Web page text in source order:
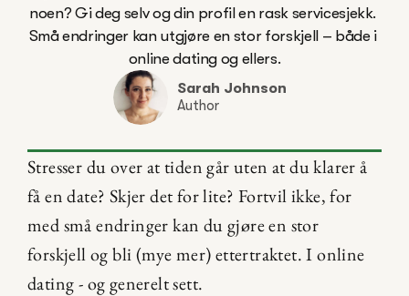
noen? Gi deg selv og din profil en rask servicesjekk.
Små endringer kan utgjøre en stor forskjell – både i
online dating og ellers.
Sarah Johnson
Author
Stresser du over at tiden går uten at du klarer å
få en date? Skjer det for lite? Fortvil ikke, for
med små endringer kan du gjøre en stor
forskjell og bli (mye mer) ettertraktet. I online
dating - og generelt sett.